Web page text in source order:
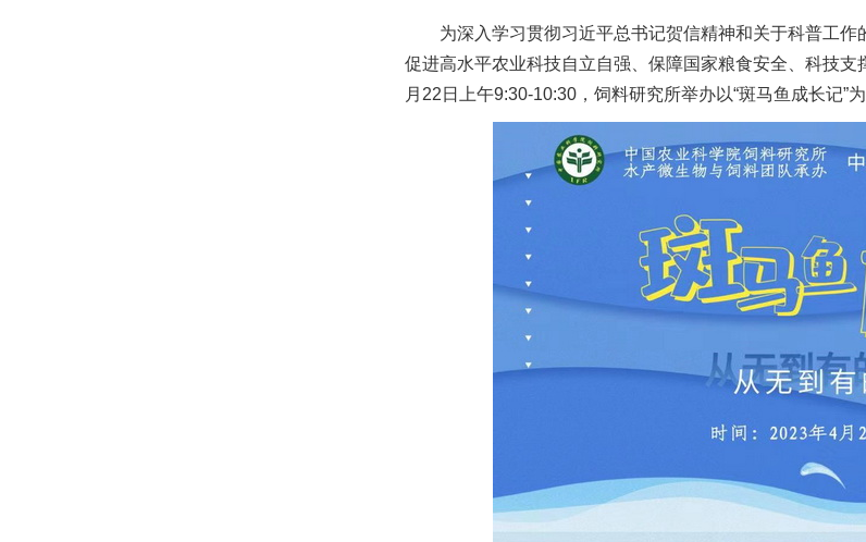
为深入学习贯彻习近平总书记贺信精神和关于科普工
促进高水平农业科技自立自强、保障国家粮食安全、科技
月22日上午9:30-10:30，饲料研究所举办以“斑马鱼成长记”